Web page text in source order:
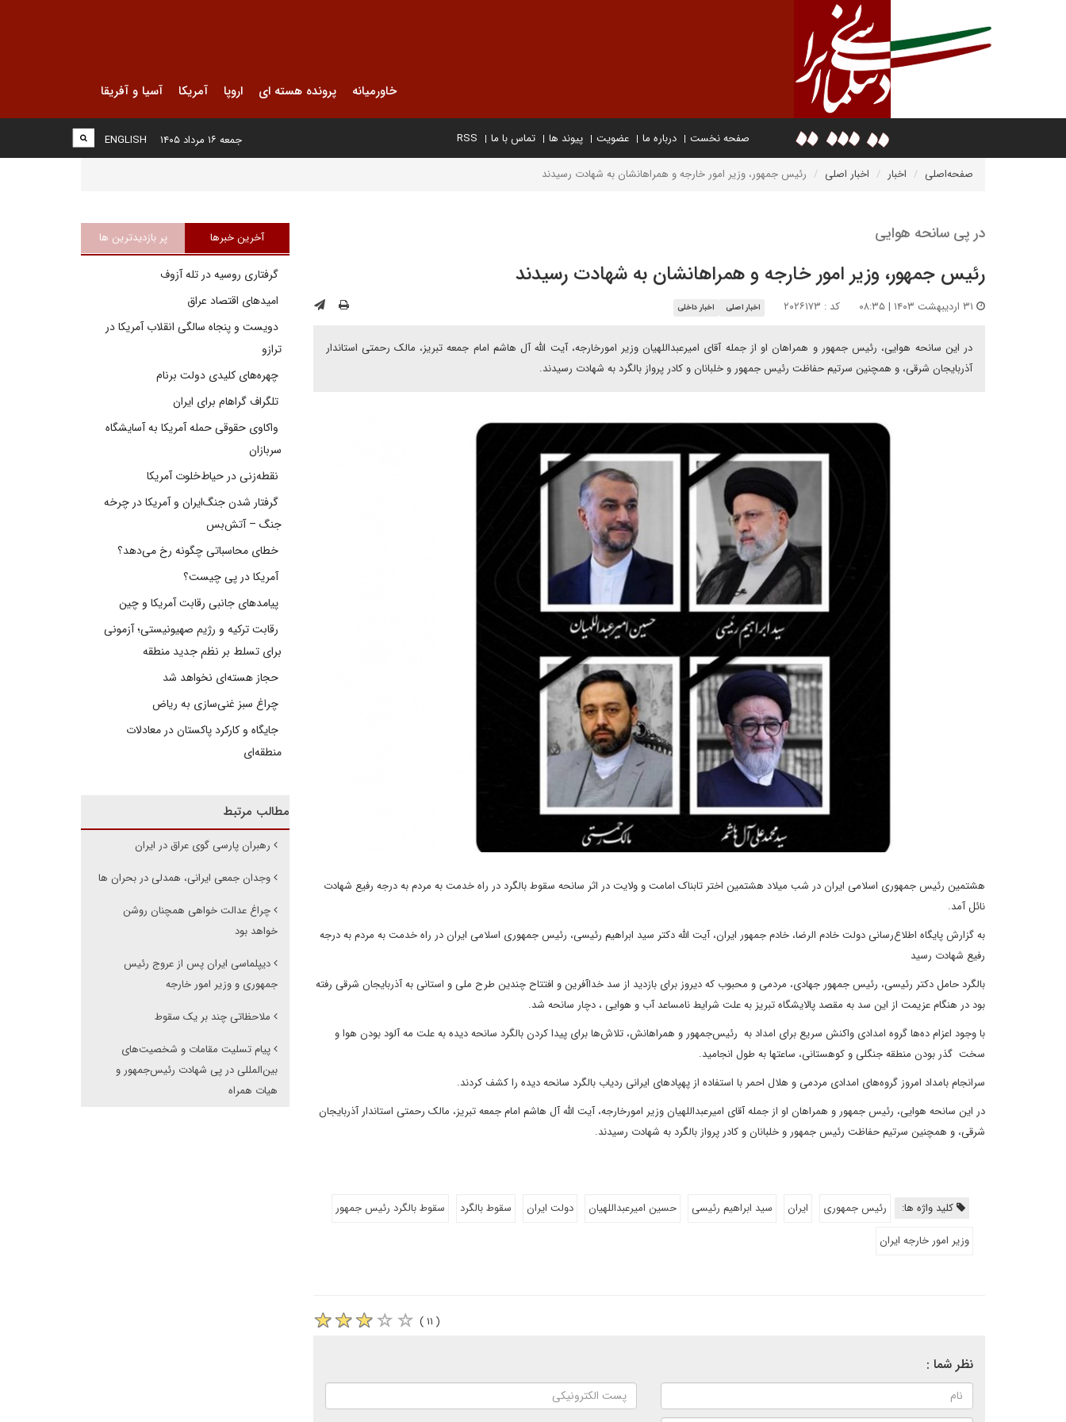
خاورمیانه پرونده هسته ای اروپا آمریکا آسیا و آفریقا
صفحه نخست درباره ما عضویت پیوند ها تماس با ما RSS
ENGLISH جمعه ۱۶ مرداد ۱۴۰۵
صفحه‌اصلی اخبار اخبار اصلی رئیس جمهور، وزیر امور خارجه و همراهانشان به شهادت رسیدند
در پی سانحه هوایی
رئیس جمهور، وزیر امور خارجه و همراهانشان به شهادت رسیدند
کد : ۲۰۲۶۱۷۳ اخبار اصلی اخبار داخلی
در این سانحه هوایی، رئیس جمهور و همراهان او از جمله آقای امیرعبداللهیان وزیر امورخارجه، آیت الله آل هاشم امام جمعه تبریز، مالک رحمتی استاندار
آذربایجان شرقی، و همچنین سرتیم حفاظت رئیس جمهور و خلبانان و کادر پرواز بالگرد به شهادت رسیدند.
هشتمین رئیس جمهوری اسلامی ایران در شب میلاد هشتمین اختر تابناک امامت و ولایت در اثر سانحه سقوط بالگرد در راه خدمت به مردم به درجه رفیع شهادت
نائل آمد.
به گزارش پایگاه اطلاع‌رسانی دولت خادم الرضا، خادم جمهور ایران، آیت الله دکتر سید ابراهیم رئیسی، رئیس جمهوری اسلامی ایران در راه خدمت به مردم به درجه
رفیع شهادت رسید
بالگرد حامل دکتر رئیسی، رئیس جمهور جهادی، مردمی و محبوب که دیروز برای بازدید از سد خداآفرین و افتتاح چندین طرح ملی و استانی به آذربایجان شرقی رفته
بود در هنگام عزیمت از این سد به مقصد پالایشگاه تبریز به علت شرایط نامساعد آب و هوایی ، دچار سانحه شد.
با وجود اعزام ده‌ها گروه امدادی واکنش سریع برای امداد به رئیس‌جمهور و همراهانش، تلاش‌ها برای پیدا کردن بالگرد سانحه دیده به علت مه آلود بودن هوا و
سخت گذر بودن منطقه جنگلی و کوهستانی، ساعتها به طول انجامید.
سرانجام بامداد امروز گروه‌های امدادی مردمی و هلال احمر با استفاده از پهپادهای ایرانی ردیاب بالگرد سانحه دیده را کشف کردند.
در این سانحه هوایی، رئیس جمهور و همراهان او از جمله آقای امیرعبداللهیان وزیر امورخارجه، آیت الله آل هاشم امام جمعه تبریز، مالک رحمتی استاندار آذربایجان
شرقی، و همچنین سرتیم حفاظت رئیس جمهور و خلبانان و کادر پرواز بالگرد به شهادت رسیدند.
کلید واژه ها: رئیس جمهوری ایران سید ابراهیم رئیسی حسین امیرعبداللهیان دولت ایران سقوط بالگرد
سقوط بالگرد رئیس جمهور
وزیر امور خارجه ایران
( ۱۱ )
نظر شما :
آخرین خبرها پر بازدیدترین ها
گرفتاری روسیه در تله آزوف
امیدهای اقتصاد عراق
دویست و پنجاه سالگی انقلاب آمریکا در
ترازو
چهره‌های کلیدی دولت برنام
تلگراف گراهام برای ایران
واکاوی حقوقی حمله آمریکا به آسایشگاه
سربازان
نقطه‌زنی در حیاط‌خلوت آمریکا
گرفتار شدن جنگ‌ایران و آمریکا در چرخه
جنگ – آتش‌بس
خطای محاسباتی چگونه رخ می‌دهد؟
آمریکا در پی چیست؟
پیامدهای جانبی رقابت آمریکا و چین
رقابت ترکیه و رژیم صهیونیستی؛ آزمونی
برای تسلط بر نظم جدید منطقه
حجاز هسته‌ای نخواهد شد
چراغ سبز غنی‌سازی به ریاض
جایگاه و کارکرد پاکستان در معادلات
منطقه‌ای
مطالب مرتبط
رهبران پارسی گوی عراق در ایران
وجدان جمعی ایرانی، همدلی در بحران ها
چراغ عدالت خواهی همچنان روشن
خواهد بود
دیپلماسی ایران پس از عروج رئیس
جمهوری و وزیر امور خارجه
ملاحظاتی چند بر یک سقوط
پیام تسلیت مقامات و شخصیت‌های
بین‌المللی در پی شهادت رئیس‌جمهور و
هیات همراه